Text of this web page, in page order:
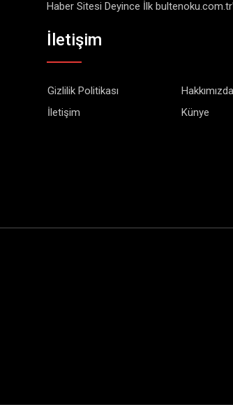
Haber Sitesi Deyince İlk
İletişim
Gizlilik Politikası
Hakkımızda
İletişim
Künye